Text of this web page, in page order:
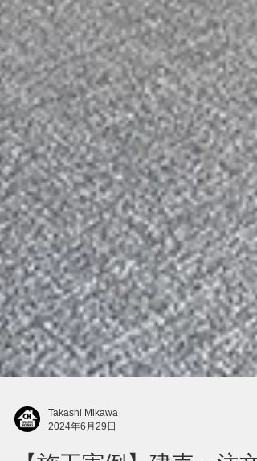
2024年6月29日